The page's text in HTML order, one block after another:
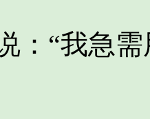
“我急需